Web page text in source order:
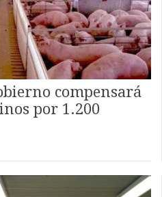
compensará
por 1.200